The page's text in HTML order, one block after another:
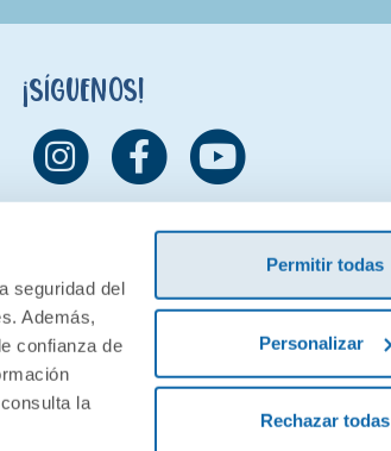
seguridad del
Además,
confianza de
la
Permitir todas
Personalizar
Rechazar todas
¡Síguenos!